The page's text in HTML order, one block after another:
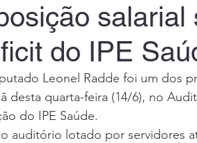
do IPE
Leonel Radde foi um dos
desta quarta-feira (14/6), no
do IPE Saúde.
auditório lotado por servidores